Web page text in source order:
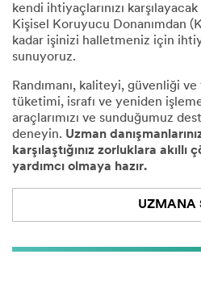
kendi ihtiyaçlarınızı
Kişisel Koruyucu Donanımdan
kadar işinizi halletmeniz için
sunuyoruz.
Randımanı, kaliteyi, güvenliği ve
tüketimi, israfı ve yeniden
araçlarımızı ve sunduğumuz
deneyin. Uzman
karşılaştığınız zorluklara akıllı
yardımcı olmaya hazır.
UZMANA